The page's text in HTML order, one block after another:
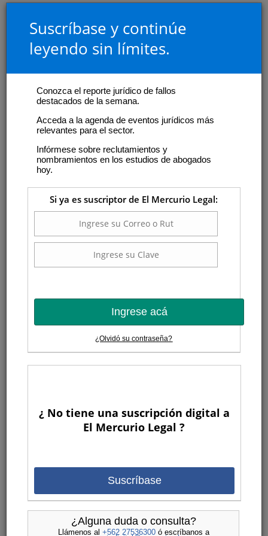
Suscríbase y continúe
leyendo sin límites.
Conozca el reporte jurídico de fallos
destacados de la semana.
Acceda a la agenda de eventos jurídicos más
relevantes para el sector.
Infórmese sobre reclutamientos y
nombramientos en los estudios de abogados
hoy.
Si ya es suscriptor de El Mercurio Legal:
Ingrese acá
¿Olvidó su contraseña?
¿ No tiene una suscripción digital a
El Mercurio Legal ?
Suscríbase
¿Alguna duda o consulta?
Llámenos al +562 27536300ó escríbanos a